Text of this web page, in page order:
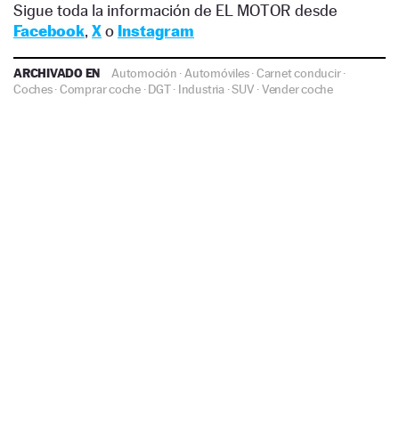
Sigue toda la información de EL MOTOR desde
Facebook, Xo Instagram
ARCHIVADO EN Automoción · Automóviles·Carnet conducir·
Coches·Comprar coche·DGT· Industria·SUV ·Vender coche